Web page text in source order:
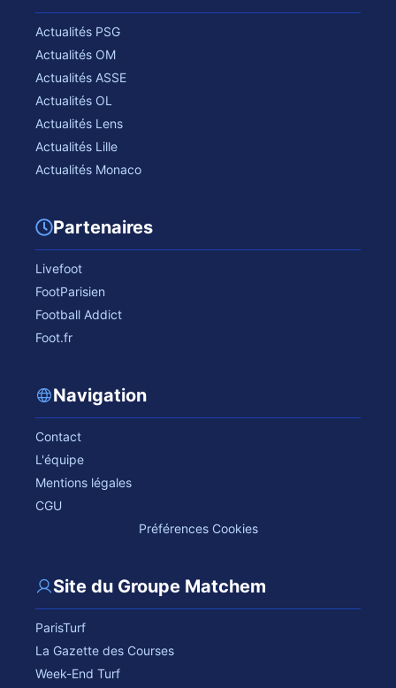
Actualités PSG
Actualités OM
Actualités ASSE
Actualités OL
Actualités Lens
Actualités Lille
Actualités Monaco
Partenaires
Livefoot
FootParisien
Football Addict
Foot.fr
Navigation
Contact
L'équipe
Mentions légales
CGU
Préférences Cookies
Site du Groupe Matchem
ParisTurf
La Gazette des Courses
Week-End Turf